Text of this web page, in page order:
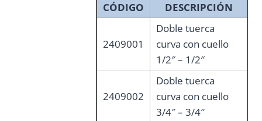
CÓDIGO DESCRIPCIÓN
2409001
Doble tuerca
curva con cuello
1/2″ – 1/2″
2409002
Doble tuerca
curva con cuello
3/4″ – 3/4″